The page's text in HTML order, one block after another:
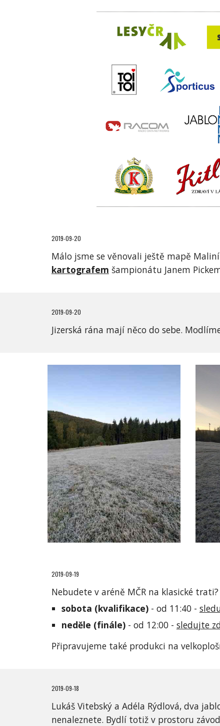
2019-09-20
Málo jsme se věnovali ještě mapě
kartografem šampionátu Janem
2019-09-20
Jizerská rána mají něco do sebe.
2019-09-19
Nebudete v aréně MČR na klasické
sobota (kvalifikace) - od 11:40 -
neděle (finále) - od 12:00 - sledujte
Připravujeme také produkci na
2019-09-18
Lukáš Vitebský a Adéla Rýdlová, dva
nenaleznete. Bydlí totiž v prostoru